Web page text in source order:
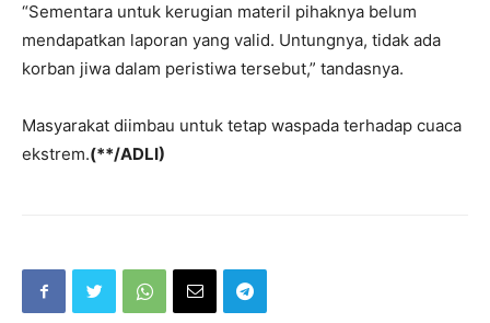
“Sementara untuk kerugian materil pihaknya belum
mendapatkan laporan yang valid. Untungnya, tidak ada
korban jiwa dalam peristiwa tersebut,” tandasnya.
Masyarakat diimbau untuk tetap waspada terhadap cuaca
ekstrem.(**/ADLI)